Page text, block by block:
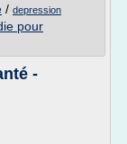
/ depression
pour
-